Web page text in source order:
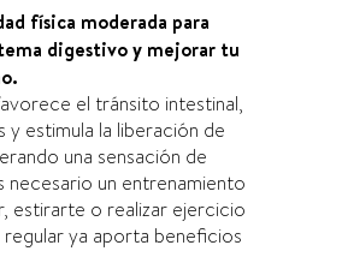
física moderada para
digestivo y mejorar tu
el tránsito intestinal,
y estimula la liberación de
una sensación de
necesario un entrenamiento
estirarte o realizar ejercicio
ya aporta beneficios